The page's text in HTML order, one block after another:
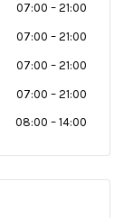
07:00 – 21:00
07:00 – 21:00
07:00 – 21:00
07:00 – 21:00
08:00 – 14:00